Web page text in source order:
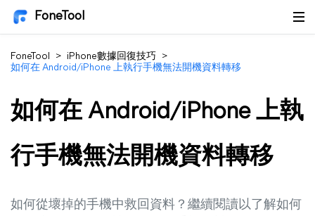
FoneTool
FoneTool > iPhone數據回復技巧
>
如何在 Android/iPhone 上執行手機無法開機資料轉移
如何在 Android/iPhone 上執
行手機無法開機資料轉移
如何從壞掉的手機中救回資料？繼續閱讀以了解如何